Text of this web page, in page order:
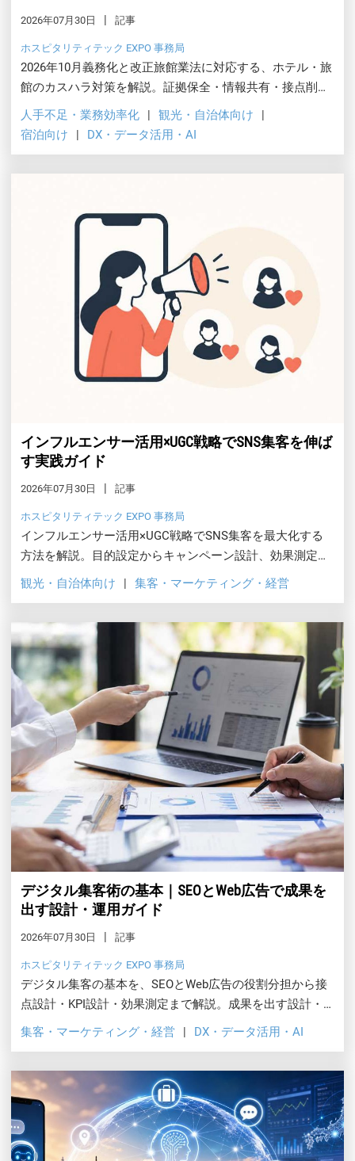
2026年07月30日 記事
ホスピタリティテック EXPO 事務局
2026年10月義務化と改正旅館業法に対応する、ホテル・旅
館のカスハラ対策を解説。証拠保全・情報共有・接点削
減・教育を現場DXで実装する方法と、業界マニュアル・自
治体奨励金の活用法を紹介します。
人手不足・業務効率化
観光・自治体向け
宿泊向け
DX・データ活用・AI
インフルエンサー活用×UGC戦略でSNS集客を伸ば
す実践ガイド
2026年07月30日 記事
ホスピタリティテック EXPO 事務局
インフルエンサー活用×UGC戦略でSNS集客を最大化する
方法を解説。目的設定からキャンペーン設計、効果測定、
ステマ規制対応、観光・小売の成功事例まで、再現性の高
観光・自治体向け 集客・マーケティング・経営
デジタル集客術の基本｜SEOとWeb広告で成果を
出す設計・運用ガイド
2026年07月30日 記事
ホスピタリティテック EXPO 事務局
デジタル集客の基本を、SEOとWeb広告の役割分担から接
点設計・KPI設計・効果測定まで解説。成果を出す設計・
運用・改善の実践ポイントをまとめた入門ガイドです。
集客・マーケティング・経営 DX・データ活用・AI